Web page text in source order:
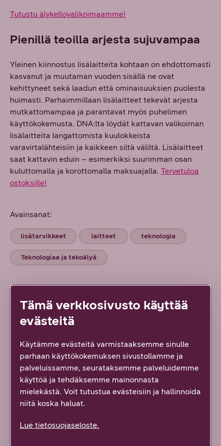
Tutustu älykellovalikoimaamme!
Pienillä teoilla arjesta sujuvampaa
Yleinen kiinnostus lisälaitteita kohtaan on ehdottomasti
kasvanut ja muutaman vuoden sisällä ne ovat
kehittyneet sekä laadun että ominaisuuksien puolesta
huimasti. Parhaimmillaan lisälaitteet tekevät arjesta
mutkattomampaa ja parantavat myös puhelimen
käyttökokemusta. DNA:lta löydät kattavan valikoiman
lisälaitteita langattomista kuulokkeista
varavirtalähteisiin ja kaikkeen siltä väliltä. Lisälaitteet
saat kattavin eduin – esimerkiksi suurimman osan
kuluttomalla ja korottomalla maksuajalla. Tervetuloa
ostoksille!
Avainsanat:
lisätarvikkeet laitteet teknologia
Teknologiaa ja tekoälyä
Artikkelien toimitus
Tämä verkkosivusto käyttää
evästeitä
Käytämme evästeitä varmistaaksemme sinulle
parhaan käyttökokemuksen sivustollamme ja
palveluissamme, seurataksemme palveluidemme
käyttöä ja tehdäksemme mainonnasta
mielekästä. Voit tutustua evästeisiin ja hallinnoida
niitä koska haluat.
Lue tietosuojaseloste.